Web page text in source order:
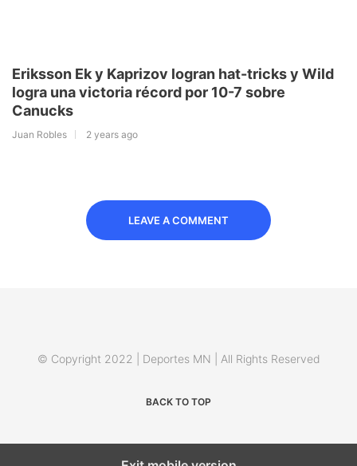
Eriksson Ek y Kaprizov logran hat-tricks y Wild
logra una victoria récord por 10-7 sobre
Canucks
Juan Robles 2 years ago
LEAVE A COMMENT
© Copyright 2022 | Deportes MN | All Rights Reserved
BACK TO TOP